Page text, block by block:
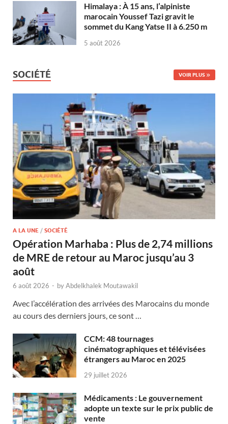
Himalaya : À 15 ans, l’alpiniste
marocain Youssef Tazi gravit le
sommet du Kang Yatse II à 6.250 m
5 août 2026
SOCIÉTÉ VOIR PLUS
A LA UNE / SOCIÉTÉ
Opération Marhaba : Plus de 2,74 millions
de MRE de retour au Maroc jusqu’au 3
août
6 août 2026 - byAbdelkhalek Moutawakil
Avec l’accélération des arrivées des Marocains du monde
au cours des derniers jours, ce sont …
CCM: 48 tournages
cinématographiques et télévisées
étrangers au Maroc en 2025
29 juillet 2026
Médicaments : Le gouvernement
adopte un texte sur le prix public de
vente